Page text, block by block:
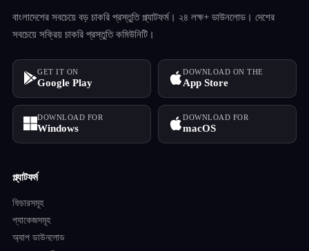
বাংলাদেশের সবচেয়ে বড় চাকরি প্রস্তুতি প্ল্যাটফর্ম। ২৪ লক্ষ+ ডাউনলোড। দেশের
সবচেয়ে সক্রিয় চাকরি প্রস্তুতি কমিউনিটি।
GET IT ON
Google Play
DOWNLOAD ON THE
App Store
DOWNLOAD FOR
Windows
DOWNLOAD FOR
macOS
প্ল্যাটফর্ম
ফিচারসমূহ
প্যাকেজসমূহ
অ্যাপ ডাউনলোড